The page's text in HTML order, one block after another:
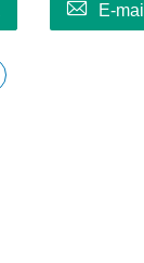
E-mail